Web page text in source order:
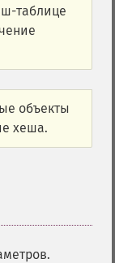
таблице
объекты
хеша.